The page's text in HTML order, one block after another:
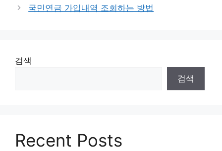
리
국민연금 가입내역 조회하는 방법
검색
검색
Recent Posts